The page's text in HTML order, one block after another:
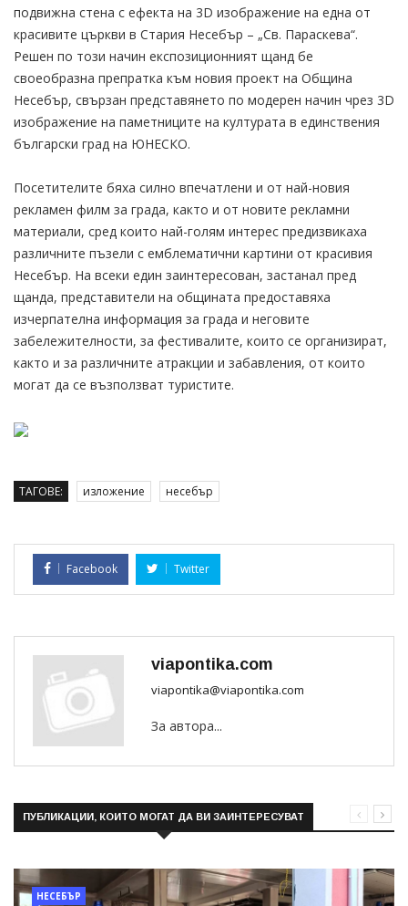
подвижна стена с ефекта на 3D изображение на една от
красивите църкви в Стария Несебър – „Св. Параскева“.
Решен по този начин експозиционният щанд бе
своеобразна препратка към новия проект на Община
Несебър, свързан представянето по модерен начин чрез 3D
изображение на паметниците на културата в единствения
български град на ЮНЕСКО.
Посетителите бяха силно впечатлени и от най-новия
рекламен филм за града, както и от новите рекламни
материали, сред които най-голям интерес предизвикаха
различните пъзели с емблематични картини от красивия
Несебър. На всеки един заинтересован, застанал пред
щанда, представители на общината предоставяха
изчерпателна информация за града и неговите
забележителности, за фестивалите, които се организират,
както и за различните атракции и забавления, от които
могат да се възползват туристите.
ТАГОВЕ: изложение несебър
Facebook Twitter
viapontika.com
viapontika@viapontika.com
За автора...
ПУБЛИКАЦИИ, КОИТО МОГАТ ДА ВИ ЗАИНТЕРЕСУВАТ
НЕСЕБЪР